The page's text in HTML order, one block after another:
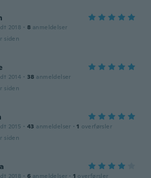
2018 · 8 anmeldelser
siden
2014 · 38 anmeldelser
siden
2015 · 43 anmeldelser · 1 overførsler
siden
2018 · 6 anmeldelser · 1 overførsler